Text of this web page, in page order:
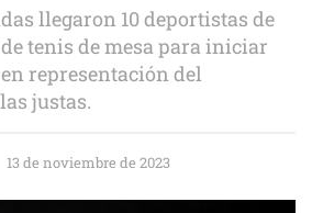
llegaron 10 deportistas de
tenis de mesa para iniciar
representación del
justas.
13 de noviembre de 2023